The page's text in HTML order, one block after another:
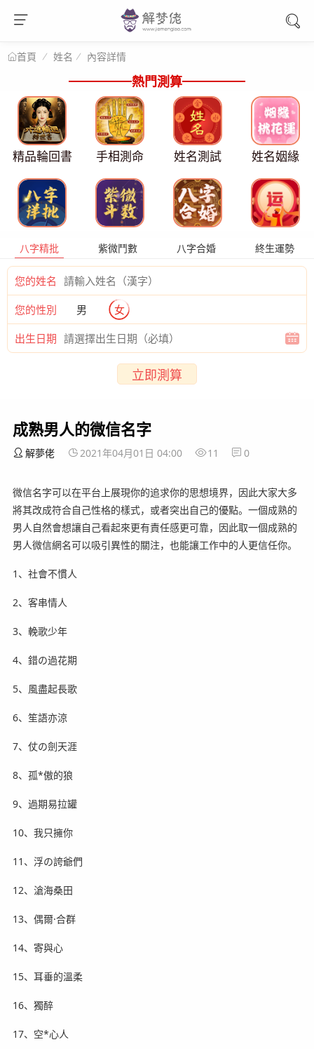
首頁 姓名 內容詳情
熱門測算
精品輪回書 手相測命 姓名測試 姓名姻緣
八字精批 紫微鬥數 八字合婚 終生運勢
您的姓名
您的性別 男 女
出生日期
立即測算
成熟男人的微信名字
解夢佬 2021年04月01日 04:00 11 0
微信名字可以在平台上展現你的追求你的思想境界，因此大家大多
將其改成符合自己性格的樣式，或者突出自己的優點。一個成熟的
男人自然會想讓自己看起來更有責任感更可靠，因此取一個成熟的
男人微信網名可以吸引異性的關注，也能讓工作中的人更信任你。
1、社會不慣人
2、客串情人
3、輓歌少年
4、錯の過花期
5、風盡起長歌
6、笙語亦涼
7、仗の劍天涯
8、孤*傲的狼
9、過期易拉罐
10、我只擁你
11、浮の誇爺們
12、滄海桑田
13、偶爾·合群
14、寄與心
15、耳垂的溫柔
16、獨醉
17、空*心人